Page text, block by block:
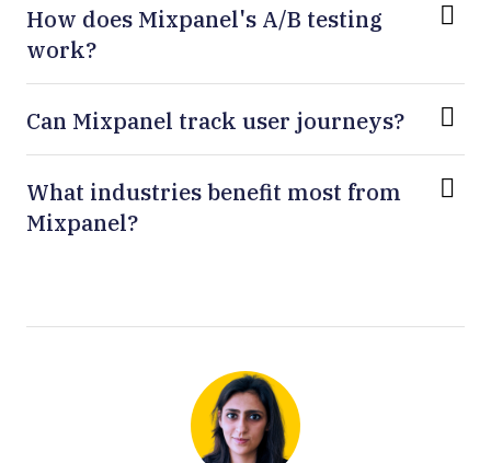
How does Mixpanel's A/B testing
work?
Can Mixpanel track user journeys?
What industries benefit most from
Mixpanel?